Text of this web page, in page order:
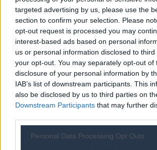
targeted advertising by us, please use the
section to confirm your selection. Please
opt-out request is processed you may
interest-based ads based on personal
us or personal information disclosed to
your opt-out. You may separately opt-out of
disclosure of your personal information by
IAB’s list of downstream participants. This
also be disclosed by us to third parties on
Downstream Participants that may further
Personal Data Processing Opt Outs
ντιλ με Meridiam
05 ΑΥΓ 2026
HelleniQ Energy:
393 εκατ. ευρώ
05 ΑΥΓ 2026
Πηγές Μαξίμου:
με την είσοδο της